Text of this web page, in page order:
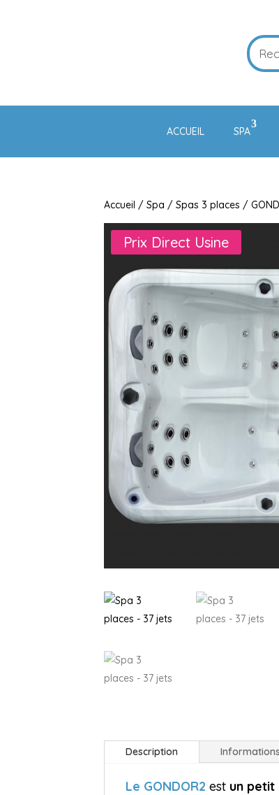
ACCUEIL SPA
Accueil /Spa /Spas 3 places /
Prix Direct Usine
Description
Le GONDOR2est un petit